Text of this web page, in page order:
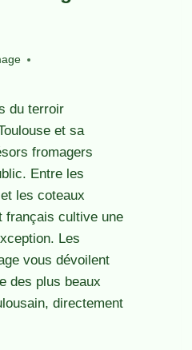
du terroir
et sa
fromagers
Entre les
les coteaux
français cultive une
Les
vous dévoilent
des plus beaux
directement